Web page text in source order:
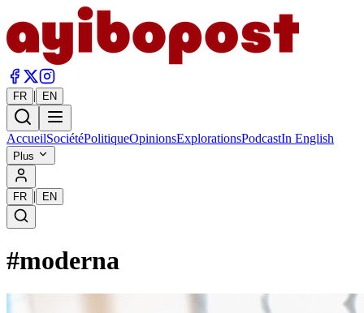
FR | EN
AccueilSociétéPolitiqueOpinionsExplorationsPodcastIn English
Plus
FR | EN
#moderna